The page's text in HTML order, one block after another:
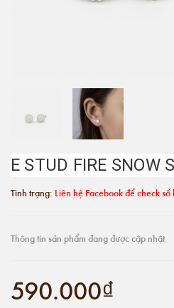
E STUD FIRE SNOW
Tình trạng: Liên hệ Facebook để check số
Thông tin sản phẩm đang được cập nhật.
590.000₫